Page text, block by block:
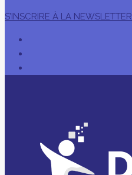
S’INSCRIRE À LA NEWSLETTER